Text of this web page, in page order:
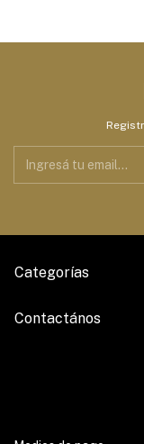
Categorías
Contactános